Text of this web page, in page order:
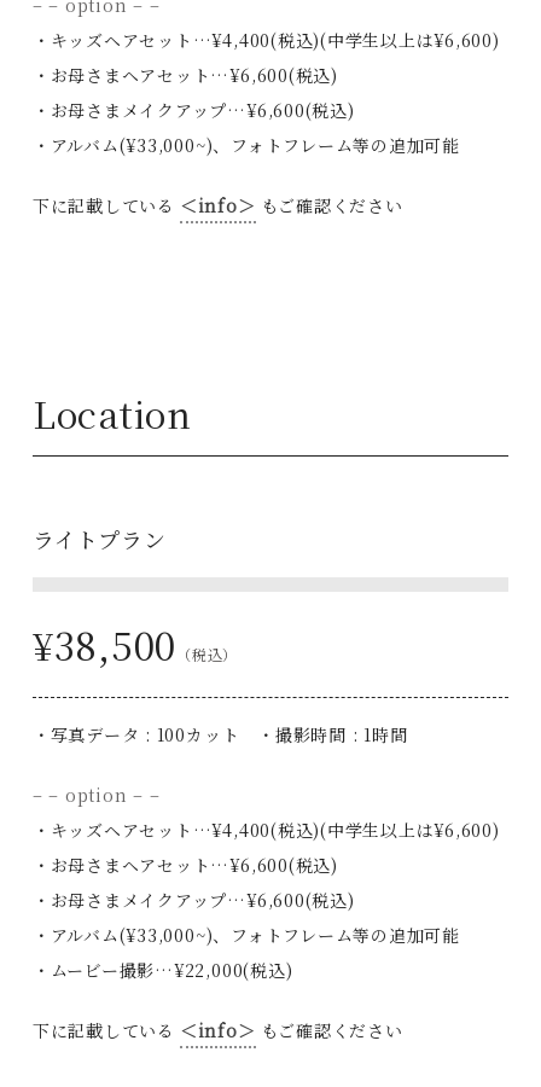
・キッズヘアセット…¥4,400(税込)(中学生以上は¥6,600)
・お母さまヘアセット…¥6,600(税込)
・お母さまメイクアップ…¥6,600(税込)
・アルバム(¥33,000~)、フォトフレーム等の追加可能
下に記載している ＜info＞ もご確認ください
Location
ライトプラン
¥38,500 （税込）
・写真データ : 100カット ・撮影時間 : 1時間
– – option – –
・キッズヘアセット…¥4,400(税込)(中学生以上は¥6,600)
・お母さまヘアセット…¥6,600(税込)
・お母さまメイクアップ…¥6,600(税込)
・アルバム(¥33,000~)、フォトフレーム等の追加可能
・ムービー撮影…¥22,000(税込)
下に記載している ＜info＞ もご確認ください